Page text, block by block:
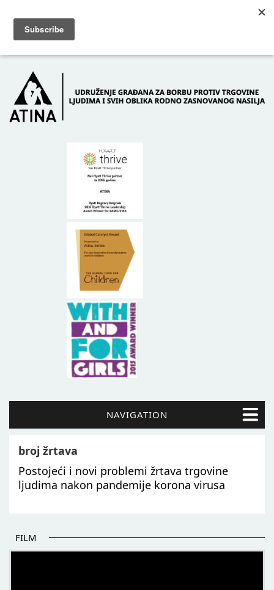
POČETNA O NAMA
NAVIGATION
broj žrtava
Postojeći i novi problemi žrtava trgovine
ljudima nakon pandemije korona virusa
FILM